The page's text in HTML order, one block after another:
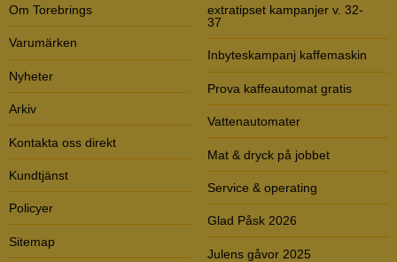
Om Torebrings
Varumärken
Nyheter
Arkiv
Kontakta oss direkt
Kundtjänst
Policyer
Sitemap
extratipset kampanjer v. 32-
37
Inbyteskampanj kaffemaskin
Prova kaffeautomat gratis
Vattenautomater
Mat & dryck på jobbet
Service & operating
Glad Påsk 2026
Julens gåvor 2025